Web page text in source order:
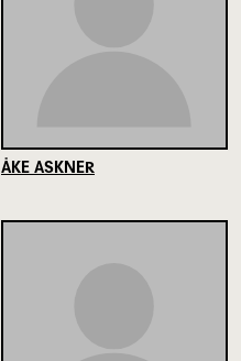
ÅKE ASKNER